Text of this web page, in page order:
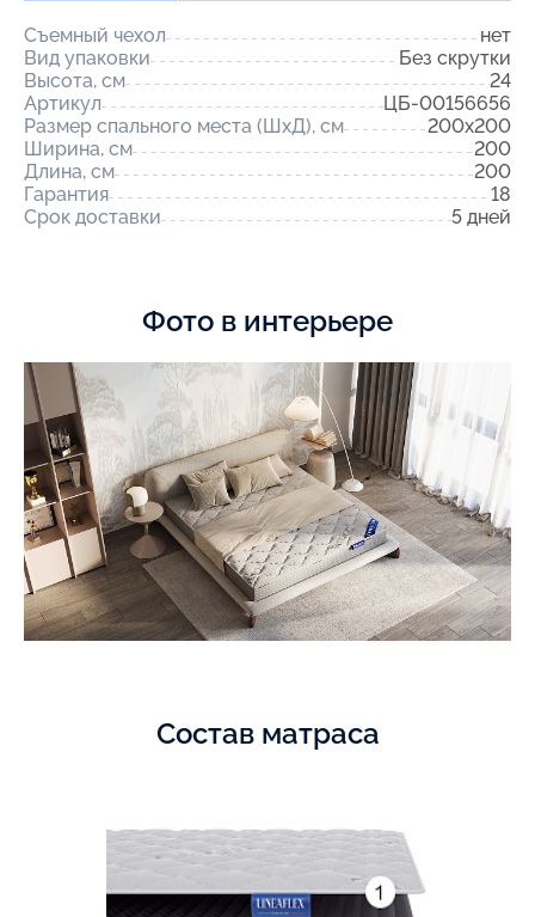
Съемный чехол
нет
Вид упаковки
Без скрутки
Высота, см
24
Артикул
ЦБ-00156656
Размер спального места (ШхД), см
200x200
Ширина, см
200
Длина, см
200
Гарантия
18
Срок доставки
5 дней
Фото в интерьере
Состав матраса